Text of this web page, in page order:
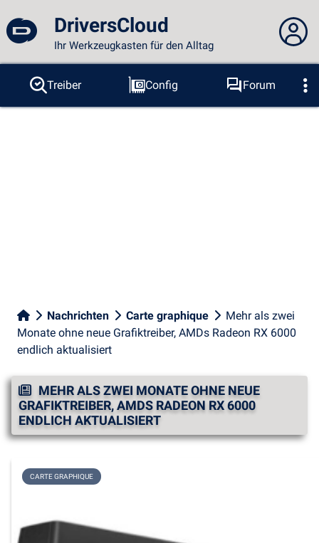
DriversCloud
Ihr Werkzeugkasten für den Alltag
Sie sind nicht angemeldet...
Anmelden
Treiber Config
Forum
Sonden
BSOD Tools
Nachrichten Carte graphique
Mehr als zwei
Monate ohne neue Grafiktreiber, AMDs Radeon RX 6000
endlich aktualisiert
MEHR ALS ZWEI MONATE OHNE NEUE
GRAFIKTREIBER, AMDS RADEON RX 6000
ENDLICH AKTUALISIERT
CARTE GRAPHIQUE